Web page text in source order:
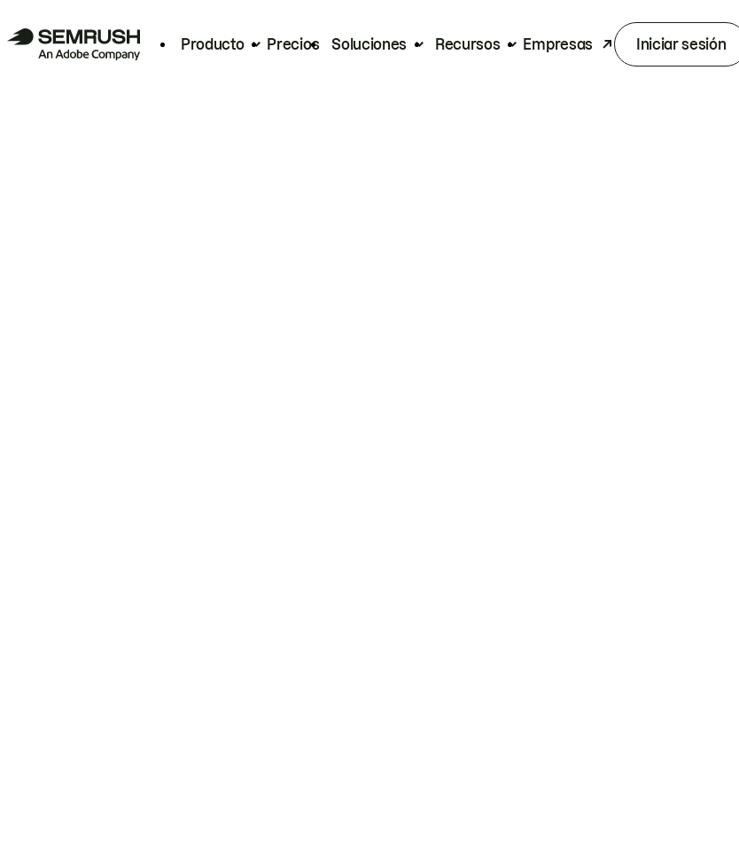
Producto Precios Soluciones Recursos Empresas Iniciar sesión